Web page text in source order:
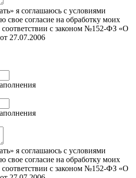
я соглашаюсь с условиями
свое согласие на обработку моих
с законом №152-ФЗ «О
27.07.2006
я соглашаюсь с условиями
свое согласие на обработку моих
с законом №152-ФЗ «О